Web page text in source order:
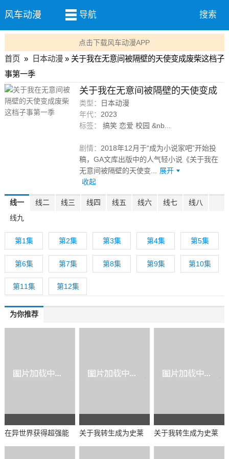
风车动漫 导航 搜索
点击下载风车动漫APP
首页 » 日本动漫» 关于我在无意间被隔壁的天使变成废柴这档子
事第一季
关于我在无意间被隔壁的天使变成
废柴这档子事第一季
类型：
日本动漫
年代： 2023
标签：
搞笑 恋爱 校园 &nb...
剧情： 2018年12月于“成为小说家吧”开始投
稿，GA文库出版中的人气轻小说《关于我在
无意间被隔壁的天使变...
展开
收起
线一 线二 线三 线四 线五 线六 线七
线八
线九
第1集 第2集 第3集 第4集 第5集
第6集 第7集 第8集 第9集 第10集
第11集 第12集
为你推荐
在异世界获得超强能
力的我，在现实世界
关于我转生成为史莱
姆的那件事第二季 Pa
关于我转生成为史莱
姆的那件事第三季